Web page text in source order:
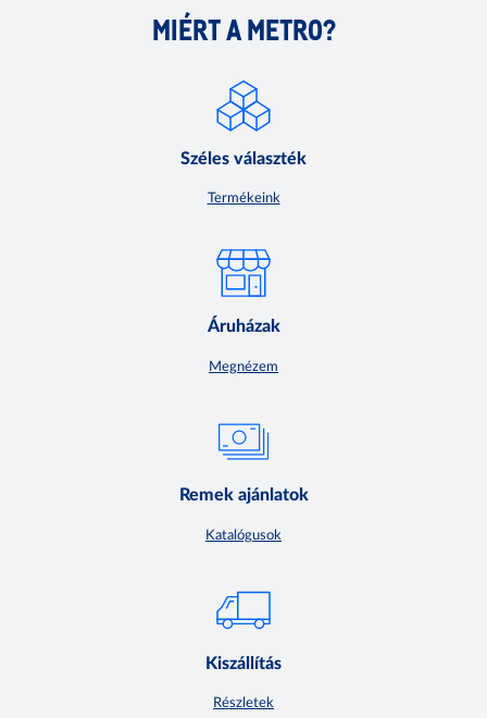
MIÉRT A METRO?
Széles választék
Termékeink
Áruházak
Megnézem
Remek ajánlatok
Katalógusok
Kiszállítás
Részletek